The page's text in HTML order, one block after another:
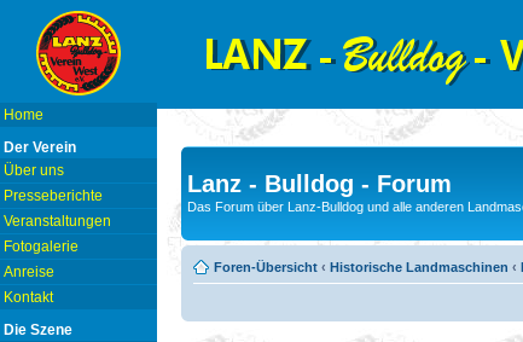
Home
Der Verein
Über uns
Presseberichte
Veranstaltungen
Fotogalerie
Anreise
Kontakt
Die Szene
Lanz - Bulldog - Forum
Das Forum über Lanz-Bulldog und alle anderen
Foren-Übersicht ‹ Historische Landmaschinen ‹